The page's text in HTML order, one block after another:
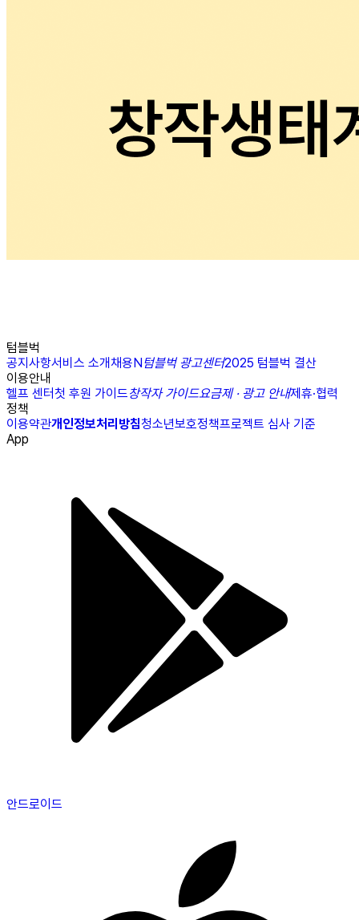
텀블벅
공지사항서비스 소개채용N텀블벅 광고센터2025 텀블벅 결산
이용안내
헬프 센터첫 후원 가이드창작자 가이드요금제 · 광고 안내제휴·협력
정책
이용약관개인정보처리방침청소년보호정책프로젝트 심사 기준
App
안드로이드